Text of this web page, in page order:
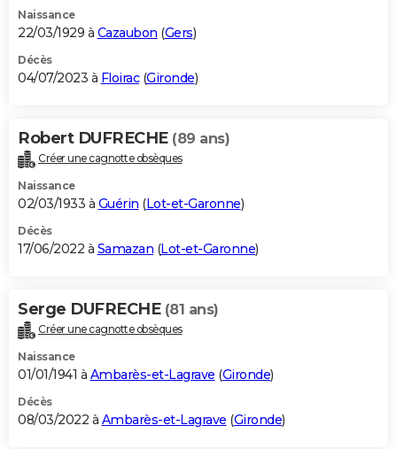
Naissance
22/03/1929 à Cazaubon (Gers)
Décès
04/07/2023 à Floirac(Gironde)
Robert DUFRECHE (89 ans)
Créer une cagnotte obsèques
Naissance
02/03/1933 à Guérin (Lot-et-Garonne)
Décès
17/06/2022 à Samazan (Lot-et-Garonne)
Serge DUFRECHE (81 ans)
Créer une cagnotte obsèques
Naissance
01/01/1941 à Ambarès-et-Lagrave (Gironde)
Décès
08/03/2022 à Ambarès-et-Lagrave (Gironde)